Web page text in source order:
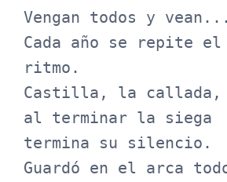
Vengan todos y vean...
Cada año se repite el
ritmo.
Castilla, la callada,
al terminar la siega
termina su silencio.
Guardó en el arca